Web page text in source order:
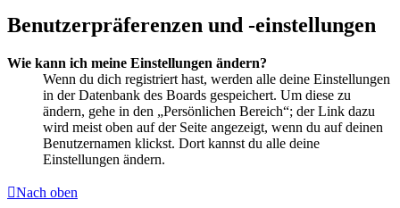
Benutzerpräferenzen und -einstellungen
Wie kann ich meine Einstellungen ändern?
Wenn du dich registriert hast, werden alle deine Einstellungen
in der Datenbank des Boards gespeichert. Um diese zu
ändern, gehe in den „Persönlichen Bereich“; der Link dazu
wird meist oben auf der Seite angezeigt, wenn du auf deinen
Benutzernamen klickst. Dort kannst du alle deine
Einstellungen ändern.
Nach oben